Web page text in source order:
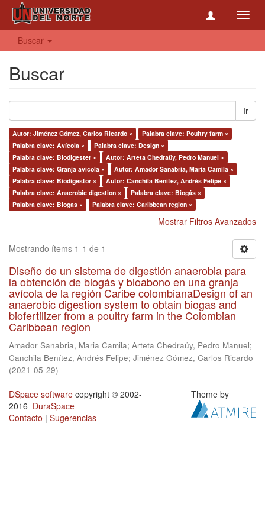
Buscar
Buscar
Ir
Autor: Jiménez Gómez, Carlos Ricardo ×
Palabra clave: Poultry farm ×
Palabra clave: Avícola ×
Palabra clave: Design ×
Palabra clave: Biodigester ×
Autor: Arteta Chedraüy, Pedro Manuel ×
Palabra clave: Granja avícola ×
Autor: Amador Sanabria, Maria Camila ×
Palabra clave: Biodigestor ×
Autor: Canchila Benítez, Andrés Felipe ×
Palabra clave: Anaerobic digestion ×
Palabra clave: Biogás ×
Palabra clave: Biogas ×
Palabra clave: Caribbean region ×
Mostrar Filtros Avanzados
Mostrando ítems 1-1 de 1
Diseño de un sistema de digestión anaerobia para
la obtención de biogás y bioabono en una granja
avícola de la región Caribe colombianaDesign of an
anaerobic digestion system to obtain biogas and
biofertilizer from a poultry farm in the Colombian
Caribbean region
Amador Sanabria, Maria Camila; Arteta Chedraüy, Pedro Manuel;
Canchila Benítez, Andrés Felipe; Jiménez Gómez, Carlos Ricardo
(2021-05-29)
DSpace software copyright © 2002-
2016 DuraSpace
Contacto | Sugerencias
Theme by